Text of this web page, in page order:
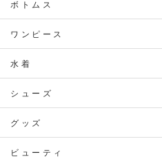
ボトムス
ワンピース
水着
シューズ
グッズ
ビューティ